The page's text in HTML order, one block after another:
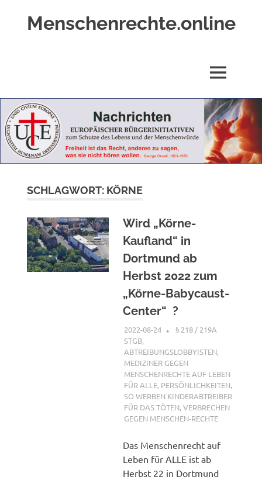
Menschenrechte.online
Geborene
wie
für
Ungeborene
MENÜ
SCHLAGWORT: KÖRNE
Wird „Körne-
Kaufland“ in
Dortmund ab
Herbst 2022 zum
„Körne-Babycaust-
Center“ ?
2022-08-24 XX
§ 218 / 219A
STGB,
ABTREIBUNGSLOBBYISTEN,
MEDIZINER GEGEN
MENSCHENRECHTE AUF LEBEN
FÜR ALLE, PERSÖNLICHKEITEN,
SO WERBEN KINDERABTREIBER
FÜR DAS TÖTEN,VERBRECHEN
GEGEN MENSCHEN-RECHTE
Das Menschenrecht auf
Leben für ALLE ist ab
Herbst 22 in Dortmund